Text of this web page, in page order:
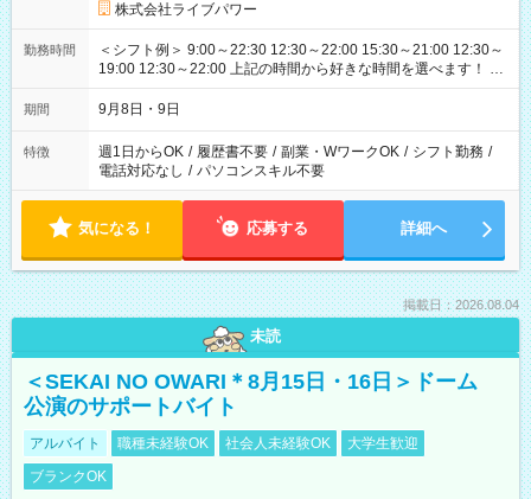
株式会社ライブパワー
勤務時間
＜シフト例＞ 9:00～22:30 12:30～22:00 15:30～21:00 12:30～
19:00 12:30～22:00 上記の時間から好きな時間を選べます！ ※
時間は変更となる可能性があります
期間 9月8日・9日
特徴 週1日からOK / 履歴書不要 / 副業・WワークOK / シフト勤務 /
電話対応なし / パソコンスキル不要
気になる！ 応募する 詳細へ
掲載日：2026.08.04
未読
＜SEKAI NO OWARI＊8月15日・16日＞ドーム
公演のサポートバイト
アルバイト 職種未経験OK 社会人未経験OK
大学生歓迎
ブランクOK